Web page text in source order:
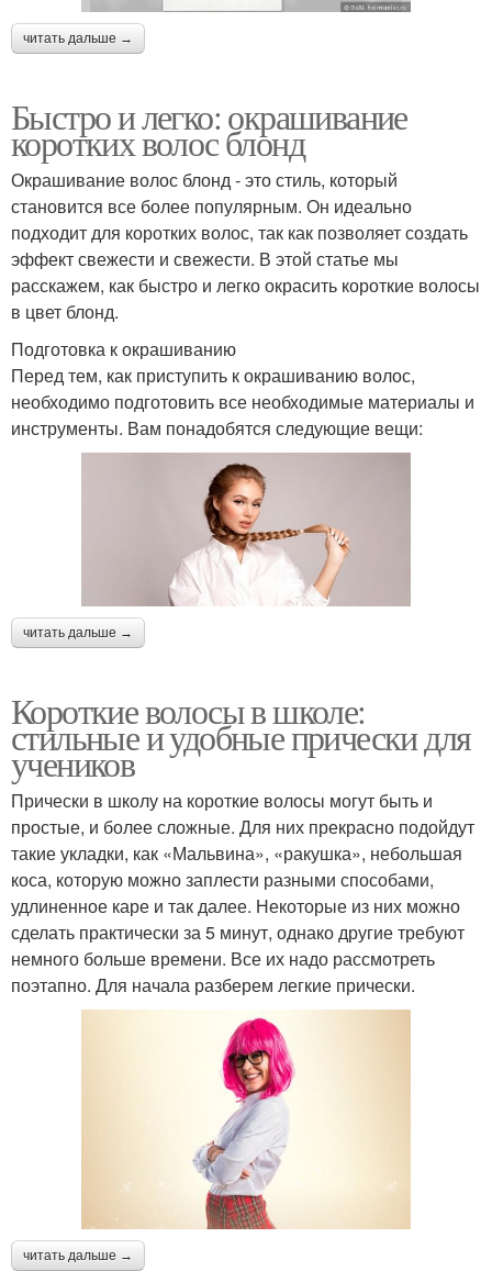
читать дальше →
Быстро и легко: окрашивание
коротких волос блонд
Окрашивание волос блонд - это стиль, который
становится все более популярным. Он идеально
подходит для коротких волос, так как позволяет создать
эффект свежести и свежести. В этой статье мы
расскажем, как быстро и легко окрасить короткие волосы
в цвет блонд.
Подготовка к окрашиванию
Перед тем, как приступить к окрашиванию волос,
необходимо подготовить все необходимые материалы и
инструменты. Вам понадобятся следующие вещи:
читать дальше →
Короткие волосы в школе:
стильные и удобные прически для
учеников
Прически в школу на короткие волосы могут быть и
простые, и более сложные. Для них прекрасно подойдут
такие укладки, как «Мальвина», «ракушка», небольшая
коса, которую можно заплести разными способами,
удлиненное каре и так далее. Некоторые из них можно
сделать практически за 5 минут, однако другие требуют
немного больше времени. Все их надо рассмотреть
поэтапно. Для начала разберем легкие прически.
читать дальше →